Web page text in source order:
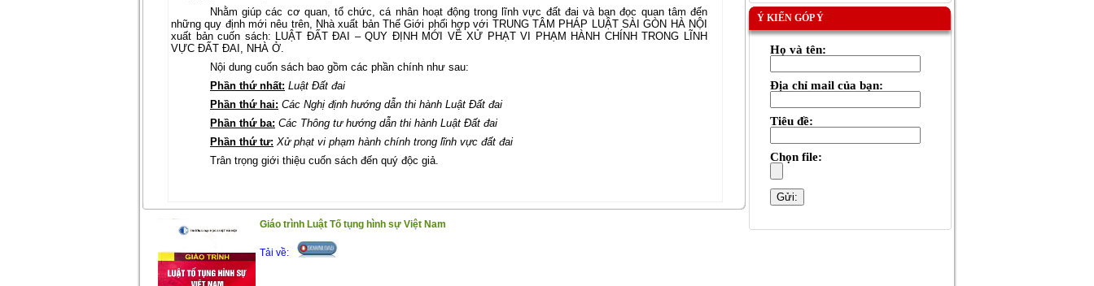
Nhằm giúp các cơ quan, tổ chức, cá nhân hoạt động trong lĩnh vực đất đai và bạn đọc quan tâm đến
những quy định mới nêu trên, Nhà xuất bản Thế Giới phối hợp với TRUNG TÂM PHÁP LUẬT SÀI GÒN HÀ NỘI
xuất bản cuốn sách: LUẬT ĐẤT ĐAI – QUY ĐỊNH MỚI VỀ XỬ PHẠT VI PHẠM HÀNH CHÍNH TRONG LĨNH
VỰC ĐẤT ĐAI, NHÀ Ở.
Nội dung cuốn sách bao gồm các phần chính như sau:
Phần thứ nhất: Luật Đất đai
Phần thứ hai: Các Nghị định hướng dẫn thi hành Luật Đất đai
Phần thứ ba: Các Thông tư hướng dẫn thi hành Luật Đất đai
Phần thứ tư: Xử phạt vi phạm hành chính trong lĩnh vực đất đai
Trân trọng giới thiệu cuốn sách đến quý độc giả.
Giáo trình Luật Tố tụng hình sự Việt Nam
Tải về:
Ý KIẾN GÓP Ý
Họ và tên:
Địa chỉ mail của bạn:
Tiêu đề:
Chọn file: